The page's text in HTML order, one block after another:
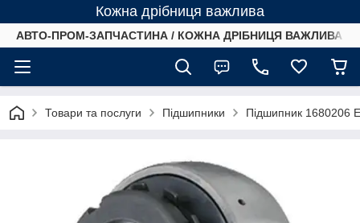
Кожна дрібниця важлива
АВТО-ПРОМ-ЗАПЧАСТИНА / КОЖНА ДРІБНИЦЯ ВАЖЛИВА /
Товари та послуги Підшипники Підшипник 1680206